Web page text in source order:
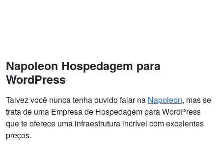
Napoleon Hospedagem para
WordPress
Talvez você nunca tenha ouvido falar na Napoleon, mas se
trata de uma Empresa de Hospedagem para WordPress
que te oferece uma infraestrutura incrível com excelentes
preços.